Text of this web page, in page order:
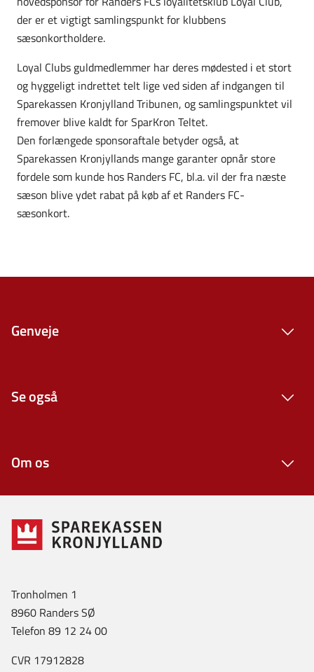
der er et vigtigt samlingspunkt for klubbens
sæsonkortholdere.
Loyal Clubs guldmedlemmer har deres mødested i et stort
og hyggeligt indrettet telt lige ved siden af indgangen til
Sparekassen Kronjylland Tribunen, og samlingspunktet vil
fremover blive kaldt for SparKron Teltet.
Den forlængede sponsoraftale betyder også, at
Sparekassen Kronjyllands mange garanter opnår store
fordele som kunde hos Randers FC, bl.a. vil der fra næste
sæson blive ydet rabat på køb af et Randers FC-
sæsonkort.
Genveje
Se også
Om os
Tronholmen 1
8960 Randers SØ
Telefon 89 12 24 00
CVR 17912828